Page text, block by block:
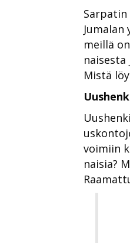
meillä
naisesta
Mistä
voimiin
naisia?